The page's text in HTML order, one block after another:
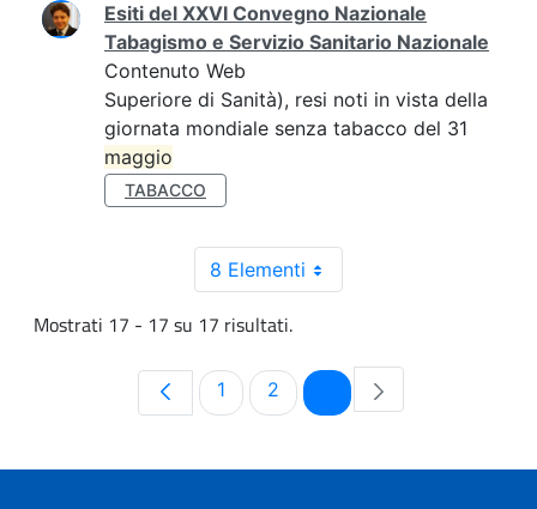
Esiti del XXVI Convegno Nazionale
Tabagismo e Servizio Sanitario Nazionale
Contenuto Web
Superiore di Sanità), resi noti in vista della
giornata mondiale senza tabacco del 31
maggio
TABACCO
8 Elementi
Mostrati 17 - 17 su 17 risultati.
Pagina
1 Pagina
2 Pagina